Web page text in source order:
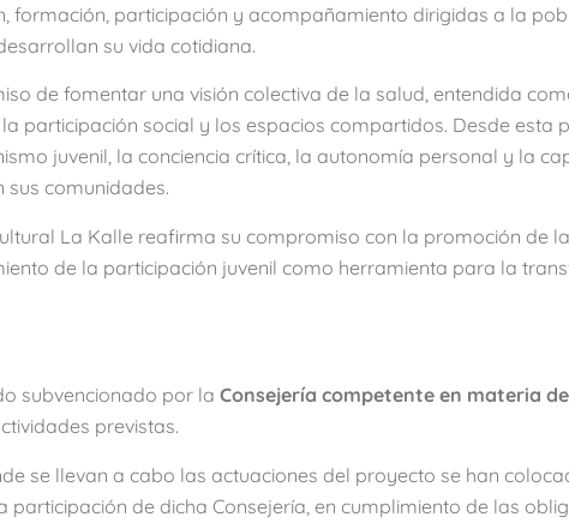
formación, participación y acompañamiento dirigidas a la
su vida cotidiana.
de fomentar una visión colectiva de la salud, entendida
participación social y los espacios compartidos. Desde esta
juvenil, la conciencia crítica, la autonomía personal y la
comunidades.
La Kalle reafirma su compromiso con la promoción de
de la participación juvenil como herramienta para la
subvencionado por la Consejería competente en materia
previstas.
se llevan a cabo las actuaciones del proyecto se han
participación de dicha Consejería, en cumplimiento de las